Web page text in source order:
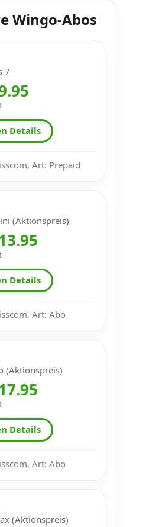
Wingo-Abos
7
Details
Art: Prepaid
(Aktionspreis)
Details
Art: Abo
(Aktionspreis)
Details
Art: Abo
(Aktionspreis)